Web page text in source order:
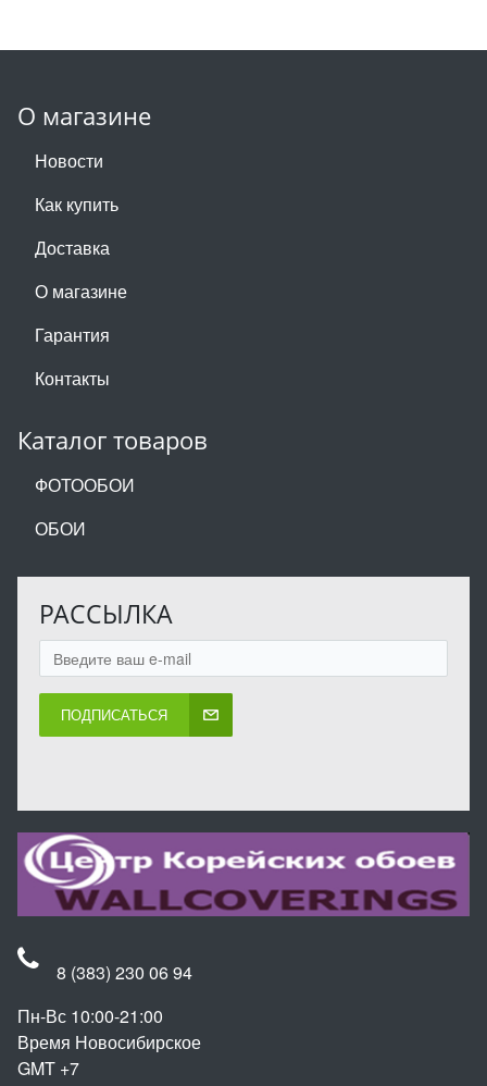
О магазине
Новости
Как купить
Доставка
О магазине
Гарантия
Контакты
Каталог товаров
ФОТООБОИ
ОБОИ
РАССЫЛКА
ПОДПИСАТЬСЯ
8 (383) 230 06 94
Пн-Вс 10:00-21:00
Время Новосибирское
GMT +7